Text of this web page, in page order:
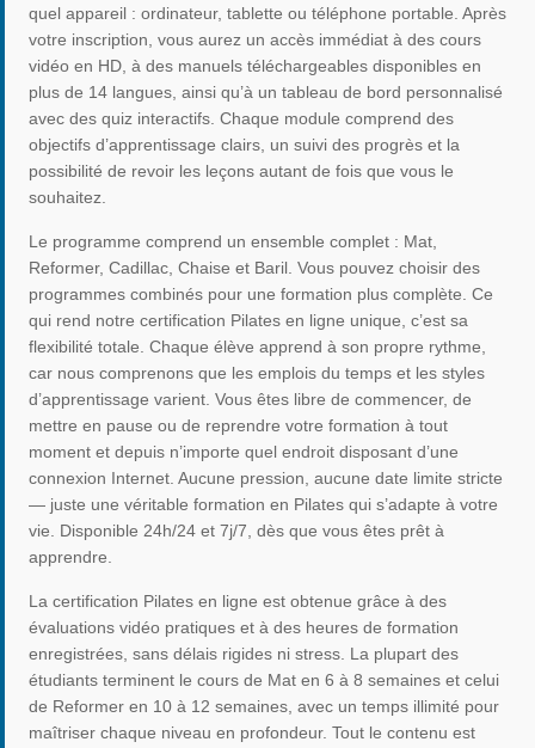
quel appareil : ordinateur, tablette ou téléphone portable. Après
votre inscription, vous aurez un accès immédiat à des cours
vidéo en HD, à des manuels téléchargeables disponibles en
plus de 14 langues, ainsi qu’à un tableau de bord personnalisé
avec des quiz interactifs. Chaque module comprend des
objectifs d’apprentissage clairs, un suivi des progrès et la
possibilité de revoir les leçons autant de fois que vous le
souhaitez.
Le programme comprend un ensemble complet : Mat,
Reformer, Cadillac, Chaise et Baril. Vous pouvez choisir des
programmes combinés pour une formation plus complète. Ce
qui rend notre certification Pilates en ligne unique, c’est sa
flexibilité totale. Chaque élève apprend à son propre rythme,
car nous comprenons que les emplois du temps et les styles
d’apprentissage varient. Vous êtes libre de commencer, de
mettre en pause ou de reprendre votre formation à tout
moment et depuis n’importe quel endroit disposant d’une
connexion Internet. Aucune pression, aucune date limite stricte
— juste une véritable formation en Pilates qui s’adapte à votre
vie. Disponible 24h/24 et 7j/7, dès que vous êtes prêt à
apprendre.
La certification Pilates en ligne est obtenue grâce à des
évaluations vidéo pratiques et à des heures de formation
enregistrées, sans délais rigides ni stress. La plupart des
étudiants terminent le cours de Mat en 6 à 8 semaines et celui
de Reformer en 10 à 12 semaines, avec un temps illimité pour
maîtriser chaque niveau en profondeur. Tout le contenu est